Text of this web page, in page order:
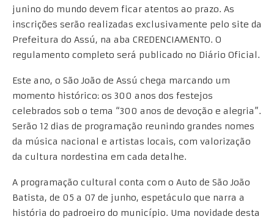
junino do mundo devem ficar atentos ao prazo. As
inscrições serão realizadas exclusivamente pelo site da
Prefeitura do Assú, na aba CREDENCIAMENTO. O
regulamento completo será publicado no Diário Oficial.
Este ano, o São João de Assú chega marcando um
momento histórico: os 300 anos dos festejos
celebrados sob o tema “300 anos de devoção e alegria”.
Serão 12 dias de programação reunindo grandes nomes
da música nacional e artistas locais, com valorização
da cultura nordestina em cada detalhe.
A programação cultural conta com o Auto de São João
Batista, de 05 a 07 de junho, espetáculo que narra a
história do padroeiro do município. Uma novidade desta